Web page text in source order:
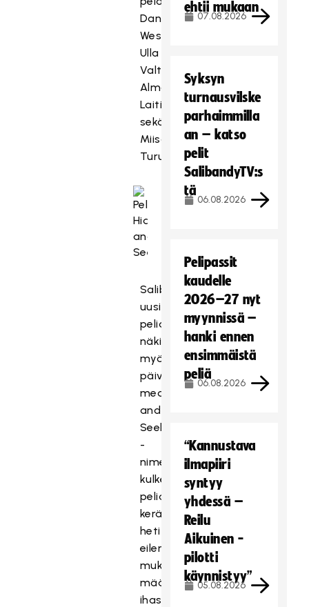
Daniela
Westerlund,
Ulla
Valtola,
Alma
Laitila
sekä
Miisa
Turunen.
Salibandymaajoukkueiden
uusi
peliasu
näki
myös
päivänvalonsa
mediatilaisuudessa. Hide
and
Seek
-
nimellä
kulkeva
peliasu
keräsikin
heti
eilen
mukavan
määrän
ihastelua
ehtii mukaan
07.08.2026
Syksyn
turnausvilske
parhaimmilla
an – katso
pelit
SalibandyTV:s
tä
06.08.2026
Pelipassit
kaudelle
2026–27 nyt
myynnissä –
hanki ennen
ensimmäistä
peliä
06.08.2026
“Kannustava
ilmapiiri
syntyy
yhdessä –
Reilu
Aikuinen -
pilotti
käynnistyy”
05.08.2026